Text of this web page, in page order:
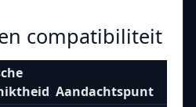
compatibiliteit
Aandachtspunt